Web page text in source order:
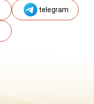
telegram